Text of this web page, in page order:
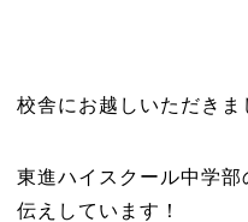
校舎にお越しいただきま
東進ハイスクール中学
伝えしています！